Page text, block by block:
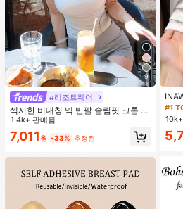
9
#리조트웨어
섹시한 비대칭 넥 반팔 슬림핏 크롭 탑
화이트 여름
1.4k+ 판매됨
7,011 원 -33% 추정된
여름
#1